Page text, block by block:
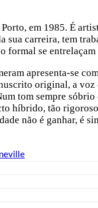
em 1985. É
sua carreira, tem
formal se
apresenta-se
original, a
tom sempre
híbrido, tão
não é ganhar, é